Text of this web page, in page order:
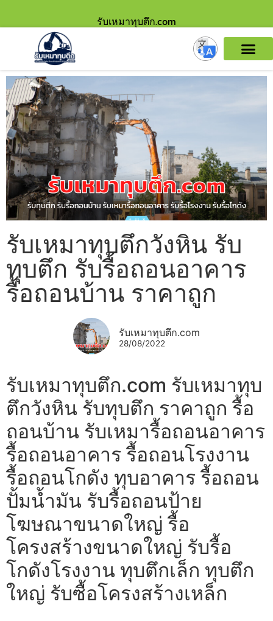
รับเหมาทุบตึก.com
รับเหมาทุบตึกวังหิน รับ
ทุบตึก รับรื้อถอนอาคาร
รื้อถอนบ้าน ราคาถูก
รับเหมาทุบตึก.com
28/08/2022
รับเหมาทุบตึก.com รับเหมาทุบ
ตึกวังหิน รับทุบตึก ราคาถูก รื้อ
ถอนบ้าน รับเหมารื้อถอนอาคาร
รื้อถอนอาคาร รื้อถอนโรงงาน
รื้อถอนโกดัง ทุบอาคาร รื้อถอน
ปั้มน้ำมัน รับรื้อถอนป้าย
โฆษณาขนาดใหญ่ รื้อ
โครงสร้างขนาดใหญ่ รับรื้อ
โกดังโรงงาน ทุบตึกเล็ก ทุบตึก
ใหญ่ รับซื้อโครงสร้างเหล็ก